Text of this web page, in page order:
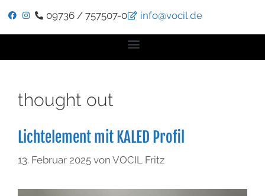
09736 / 757507-0 info@vocil.de
thought out
Lichtelement mit KALED Profil
13. Februar 2025 von VOCIL Fritz